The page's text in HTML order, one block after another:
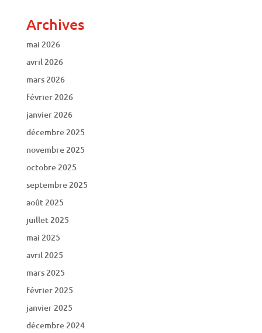
Archives
mai 2026
avril 2026
mars 2026
février 2026
janvier 2026
décembre 2025
novembre 2025
octobre 2025
septembre 2025
août 2025
juillet 2025
mai 2025
avril 2025
mars 2025
février 2025
janvier 2025
décembre 2024